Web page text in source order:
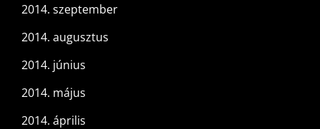
2014. szeptember
2014. augusztus
2014. június
2014. május
2014. április